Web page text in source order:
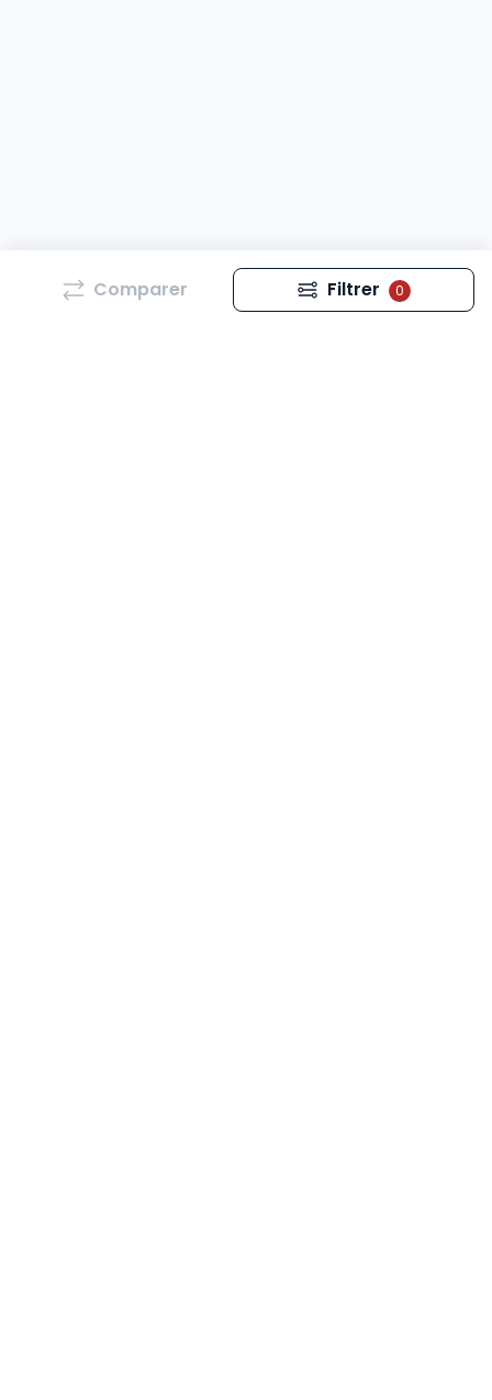
Comparer Filtrer 0